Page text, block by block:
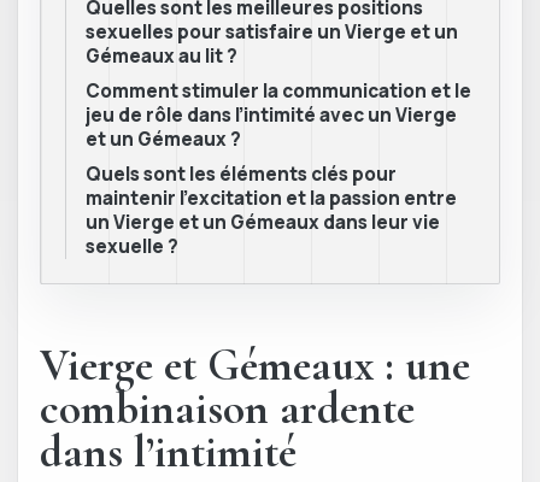
Quelles sont les meilleures positions
sexuelles pour satisfaire un Vierge et un
Gémeaux au lit ?
Comment stimuler la communication et le
jeu de rôle dans l’intimité avec un Vierge
et un Gémeaux ?
Quels sont les éléments clés pour
maintenir l’excitation et la passion entre
un Vierge et un Gémeaux dans leur vie
sexuelle ?
Vierge et Gémeaux : une
combinaison ardente
dans l’intimité